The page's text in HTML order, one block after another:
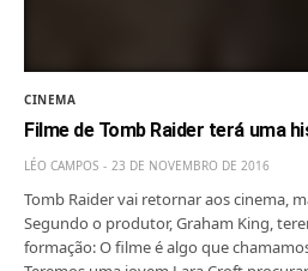
CINEMA
Filme de Tomb Raider terá uma
LÉO CAMPOS 23 DE NOVEMBRO DE 2016
Tomb Raider vai retornar aos cinema,
Segundo o produtor, Graham King,
formação: O filme é algo que